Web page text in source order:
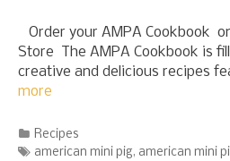
Order your AMPA Cookbook
Store The AMPA Cookbook is
creative and delicious recipes
more
Categories
Recipes
Tags
american mini pig, american mini